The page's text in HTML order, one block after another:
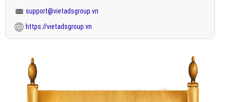
support@vietadsgroup.vn
https://vietadsgroup.vn